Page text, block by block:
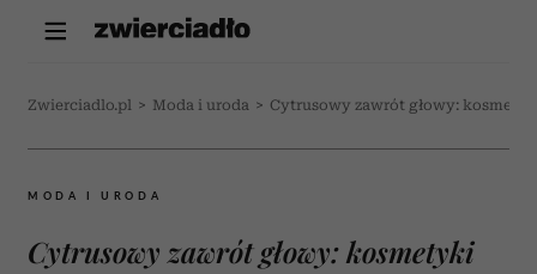
Zwierciadlo.pl > Moda i uroda > Cytrusowy zawrót głowy:
MODA I URODA
Cytrusowy zawrót głowy: kosmetyki